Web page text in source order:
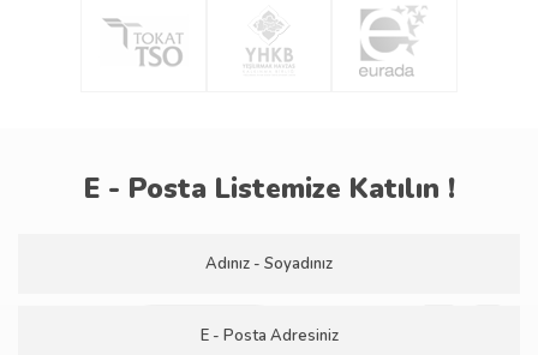
E - Posta Listemize Katılın !